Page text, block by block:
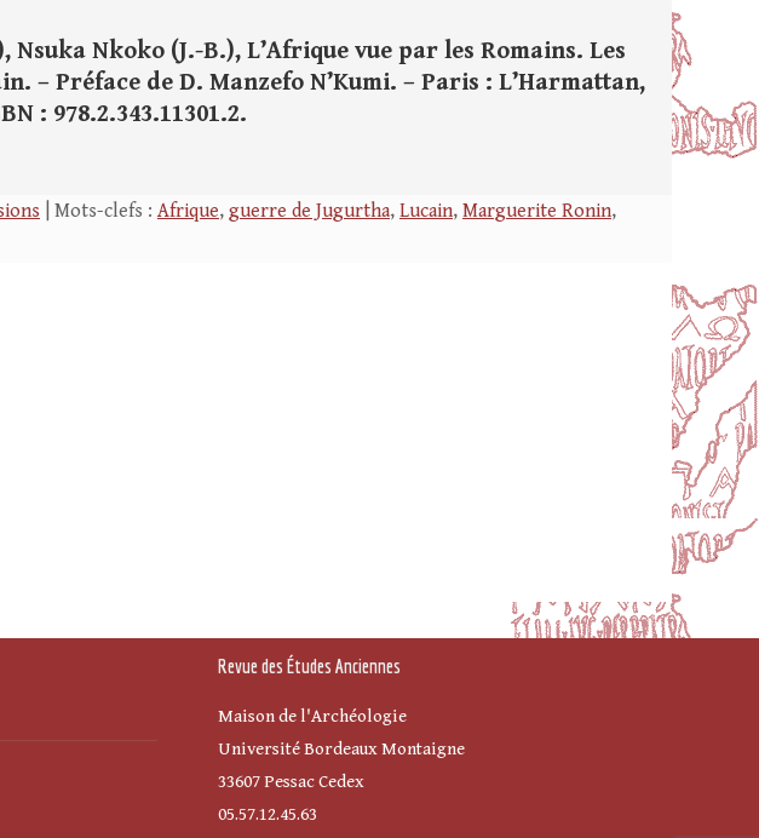
Nkoko (J.-B.), L’Afrique vue par les Romains. Les
– Préface de D. Manzefo N’Kumi. – Paris : L’Harmattan,
: 978.2.343.11301.2.
| Mots-clefs : Afrique, guerre de Jugurtha, Lucain, Marguerite Ronin,
Revue des Études Anciennes
Maison de l'Archéologie
Université Bordeaux Montaigne
33607 Pessac Cedex
05.57.12.45.63